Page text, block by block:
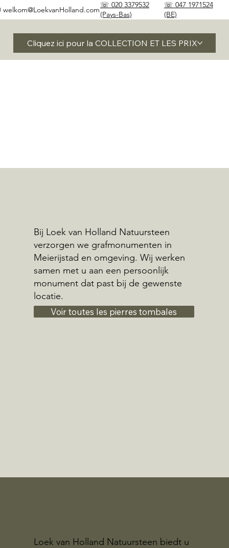
☏ 020 3379532
(Pays-Bas)
☏ 047 1971524
(BE)
welkom@LoekvanHolland.com
Cliquez ici pour la COLLECTION ET LES PRIX
Bij Loek van Holland Natuursteen
verzorgen we grafmonumenten in
Meierijstad en omgeving. Wij werken
samen met u aan een persoonlijk
monument dat past bij de gewenste
locatie.
Voir toutes les pierres tombales
Loek van Holland Natuursteen biedt u